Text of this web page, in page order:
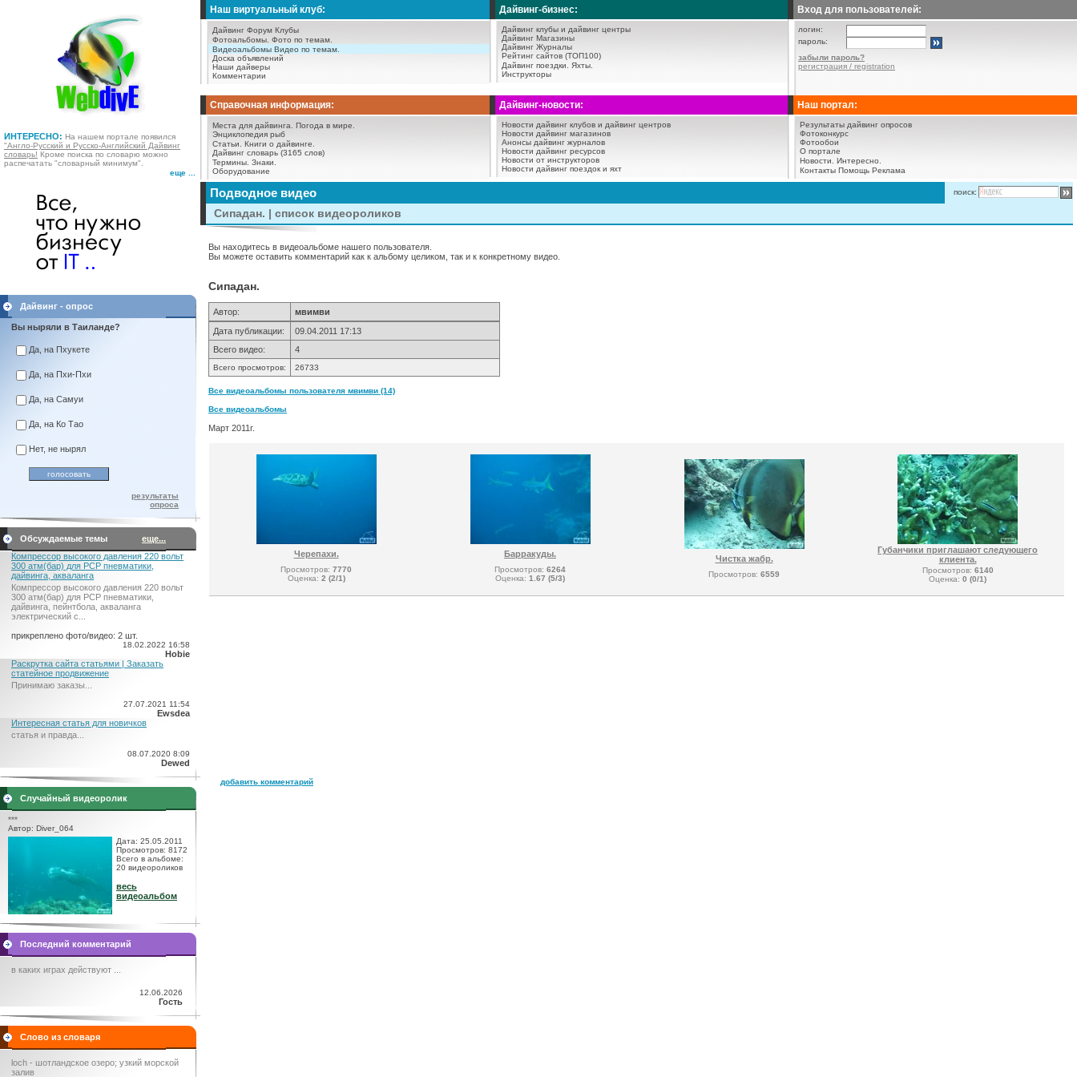
ИНТЕРЕСНО: На нашем портале появился
"Англо-Русский и Русско-Английский Дайвинг
словарь! Кроме поиска по словарю можно
распечатать "словарный минимум".
еще ...
Наш виртуальный клуб:
Дайвинг Форум Клубы
Фотоальбомы. Фото по темам.
Видеоальбомы Видео по темам.
Доска объявлений
Наши дайверы
Комментарии
Дайвинг-бизнес:
Дайвинг клубы и дайвинг центры
Дайвинг Магазины
Дайвинг Журналы
Рейтинг сайтов (ТОП100)
Дайвинг поездки.
Яхты.
Инструкторы
Вход для пользователей:
логин:
пароль:
забыли пароль?
регистрация / registration
Справочная информация:
Места для дайвинга.
Погода в мире.
Энциклопедия рыб
Статьи.
Книги о дайвинге.
Дайвинг словарь (3165 слов)
Термины. Знаки.
Оборудование
Дайвинг-новости:
Новости дайвинг клубов и дайвинг центров
Новости дайвинг магазинов
Анонсы дайвинг журналов
Новости дайвинг ресурсов
Новости от инструкторов
Новости дайвинг поездок и яхт
Наш портал:
Результаты дайвинг опросов
Фотоконкурс
Фотообои
О портале
Новости.
Интересно.
Контакты Помощь Реклама
Дайвинг - опрос
Вы ныряли в Таиланде?
Да, на Пхукете
Да, на Пхи-Пхи
Да, на Самуи
Да, на Ко Тао
Нет, не нырял
результаты
опроса
Обсуждаемые темы
еще...
Компрессор высокого давления 220 вольт
300 атм(бар) для PCP пневматики,
дайвинга, акваланга
Компрессор высокого давления 220 вольт
300 атм(бар) для PCP пневматики,
дайвинга, пейнтбола, акваланга
электрический c...
прикреплено фото/видео: 2 шт.
18.02.2022 16:58
Hobie
Раскрутка сайта статьями | Заказать
статейное продвижение
Принимаю заказы...
27.07.2021 11:54
Ewsdea
Интересная статья для новичков
статья и правда...
08.07.2020 8:09
Dewed
Случайный видеоролик
***
Автор: Diver_064
Дата: 25.05.2011
Просмотров: 8172
Всего в альбоме:
20 видеороликов
весь
видеоальбом
Последний комментарий
в каких играх действуют ...
12.06.2026
Гость
Слово из словаря
loch - шотландское озеро; узкий морской
залив
Подводное видео поиск:
Сипадан. | список видеороликов
Вы находитесь в видеоальбоме нашего пользователя.
Вы можете оставить комментарий как к альбому целиком, так и к конкретному видео.
Сипадан.
Автор:
мвимви
Дата публикации:
09.04.2011 17:13
Всего видео:
4
Всего просмотров: 26733
Все видеоальбомы пользователя мвимви (14)
Все видеоальбомы
Март 2011г.
Черепахи.
Просмотров: 7770
Оценка: 2 (2/1)
Барракуды.
Просмотров: 6264
Оценка: 1.67 (5/3)
Чистка жабр.
Просмотров: 6559
Губанчики приглашают следующего
клиента.
Просмотров: 6140
Оценка: 0 (0/1)
добавить комментарий